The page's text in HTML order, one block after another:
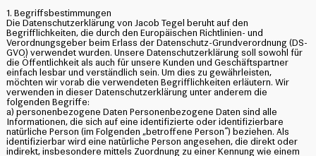
1. Begriffsbestimmungen
Die Datenschutzerklärung von Jacob Tegel beruht auf den
Begrifflichkeiten, die durch den Europäischen Richtlinien- und
Verordnungsgeber beim Erlass der Datenschutz-Grundverordnung (DS-
GVO) verwendet wurden. Unsere Datenschutzerklärung soll sowohl für
die Öffentlichkeit als auch für unsere Kunden und Geschäftspartner
einfach lesbar und verständlich sein. Um dies zu gewährleisten,
möchten wir vorab die verwendeten Begrifflichkeiten erläutern. Wir
verwenden in dieser Datenschutzerklärung unter anderem die
folgenden Begriffe:
a) personenbezogene Daten Personenbezogene Daten sind alle
Informationen, die sich auf eine identifizierte oder identifizierbare
natürliche Person (im Folgenden „betroffene Person“) beziehen. Als
identifizierbar wird eine natürliche Person angesehen, die direkt oder
indirekt, insbesondere mittels Zuordnung zu einer Kennung wie einem